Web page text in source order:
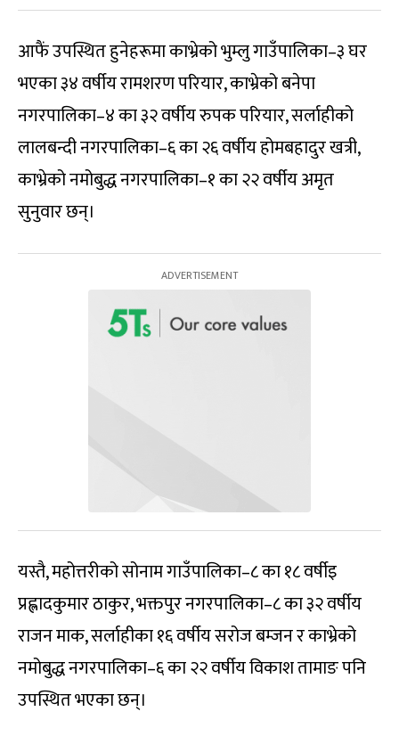
आफैं उपस्थित हुनेहरूमा काभ्रेको भुम्लु गाउँपालिका–३ घर
भएका ३४ वर्षीय रामशरण परियार, काभ्रेको बनेपा
नगरपालिका–४ का ३२ वर्षीय रुपक परियार, सर्लाहीको
लालबन्दी नगरपालिका–६ का २६ वर्षीय होमबहादुर खत्री,
काभ्रेको नमोबुद्ध नगरपालिका–१ का २२ वर्षीय अमृत
सुनुवार छन्।
यस्तै, महोत्तरीको सोनाम गाउँपालिका–८ का १८ वर्षीइ
प्रह्लादकुमार ठाकुर, भक्तपुर नगरपालिका–८ का ३२ वर्षीय
राजन माक, सर्लाहीका १६ वर्षीय सरोज बम्जन र काभ्रेको
नमोबुद्ध नगरपालिका–६ का २२ वर्षीय विकाश तामाङ पनि
उपस्थित भएका छन्।